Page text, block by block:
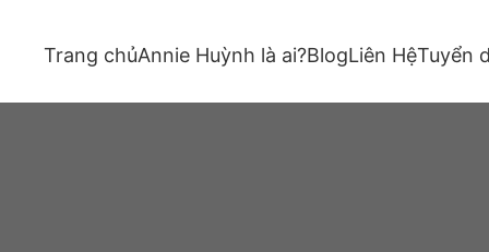
Trang chủAnnie Huỳnh là ai?BlogLiên HệTuyển